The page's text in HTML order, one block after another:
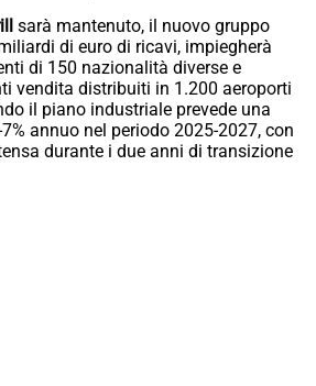
sarà mantenuto, il nuovo gruppo
di euro di ricavi, impiegherà
di 150 nazionalità diverse e
vendita distribuiti in 1.200 aeroporti
il piano industriale prevede una
annuo nel periodo 2025-2027, con
durante i due anni di transizione